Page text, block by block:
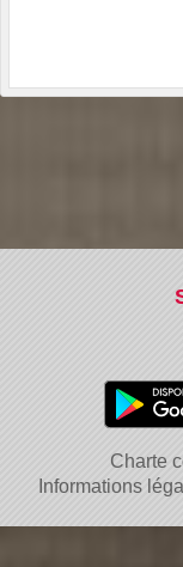
Charte
Informations